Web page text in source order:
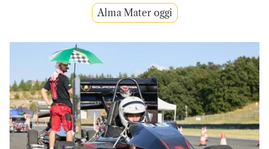
Alma Mater oggi